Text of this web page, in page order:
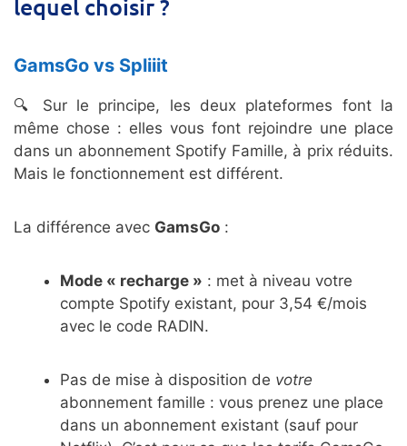
lequel choisir ?
GamsGo vs Spliiit
🔍 Sur le principe, les deux plateformes font la
même chose : elles vous font rejoindre une place
dans un abonnement Spotify Famille, à prix réduits.
Mais le fonctionnement est différent.
La différence avec GamsGo :
Mode « recharge » : met à niveau votre
compte Spotify existant, pour 3,54 €/mois
avec le code RADIN.
Pas de mise à disposition de votre
abonnement famille : vous prenez une place
dans un abonnement existant (sauf pour